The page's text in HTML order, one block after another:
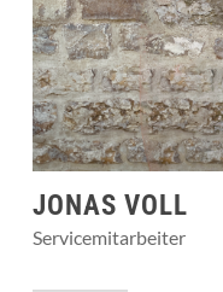
JONAS VOLL
Servicemitarbeiter